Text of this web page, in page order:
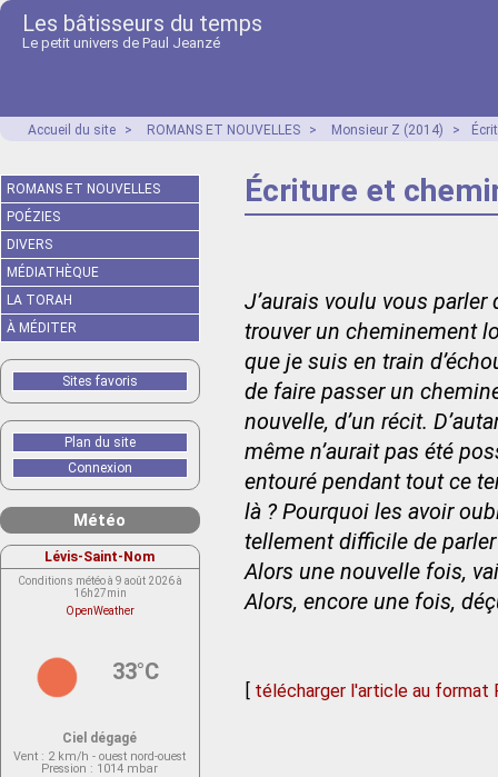
Les bâtisseurs du temps
Le petit univers de Paul Jeanzé
Accueil du site > ROMANS ET NOUVELLES > Monsieur Z (2014) >
Écriture et
J’aurais voulu vous
trouver un cheminement
que je suis en train
de faire passer un
nouvelle, d’un récit.
même n’aurait pas été
entouré pendant tout ce
là ? Pourquoi les avoir
tellement difficile de
Alors une nouvelle fois,
Alors, encore une fois,
[ télécharger l'article au format
ROMANS ET NOUVELLES
POÉZIES
DIVERS
MÉDIATHÈQUE
LA TORAH
À MÉDITER
Sites favoris
Plan du site
Connexion
Météo
Lévis-Saint-Nom
Conditions météo à 9 août 2026 à
16h27min
OpenWeather
33°C
Ciel dégagé
Vent : 2 km/h - ouest nord-ouest
Pression : 1014 mbar